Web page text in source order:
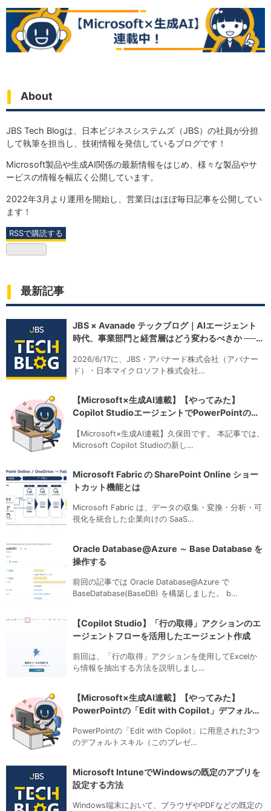
About
JBS Tech Blogは、日本ビジネスシステムズ（JBS）の社員が分担
して執筆を担当し、技術情報を発信しているブログです！
Microsoft製品や生成AI関係の最新情報をはじめ、様々な製品やサ
ービスの情報を幅広く公開しています。
2022年3月より運用を開始し、営業日はほぼ毎日記事を公開してい
ます！
RSSで購読する
最新記事
JBS × Avanade テックブログ｜AIエージェント
時代、事業部門と経営層はどう変わるべきか ──
2026/6/17に、JBS・アバナード株式会社（アバナー
ド）・日本マイクロソフト株式会社…
【Microsoft×生成AI連載】【やってみた】
Copilot StudioエージェントでPowerPointの資
【Microsoft×生成AI連載】久保田です。 本記事では、
Microsoft Copilot Studioの新し…
Microsoft Fabric の SharePoint Online ショー
トカット機能とは
Microsoft Fabric は、データの収集・変換・分析・可
視化を統合した企業向けの SaaS…
Oracle Database@Azure ～ Base Database を
操作する
前回の記事では Oracle Database@Azure で
BaseDatabase(BaseDB) を構築しました。 b…
【Copilot Studio】「行の取得」アクションのエ
ージェントフローを活用したエージェント作成
前回は、「行の取得」アクションを使用してExcelか
ら情報を抽出する方法を説明しまし…
【Microsoft×生成AI連載】【やってみた】
PowerPointの「Edit with Copilot」デフォル
PowerPointの「Edit with Copilot」に用意された3つ
のデフォルトスキル（このプレゼ…
Microsoft IntuneでWindowsの既定のアプリを
設定する方法
Windows端末において、ブラウザやPDFなどの既定の